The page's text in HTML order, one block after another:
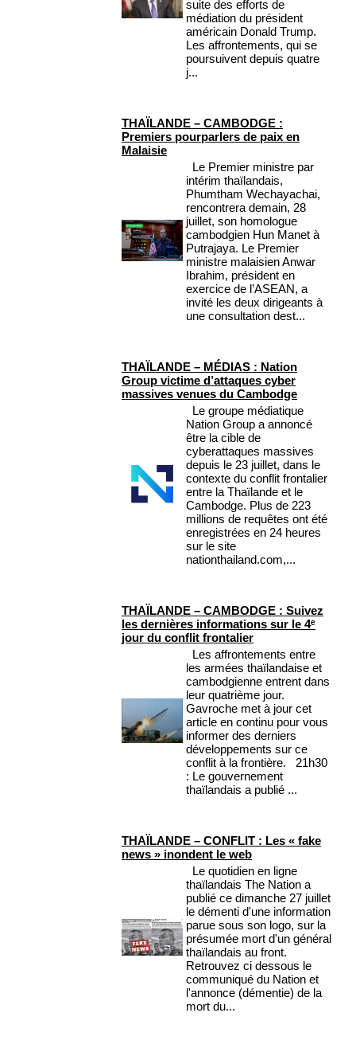
suite des efforts de
médiation du président
américain Donald Trump.
Les affrontements, qui se
poursuivent depuis quatre
j...
THAÏLANDE – CAMBODGE :
Premiers pourparlers de paix en
Malaisie
Le Premier ministre par
intérim thaïlandais,
Phumtham Wechayachai,
rencontrera demain, 28
juillet, son homologue
cambodgien Hun Manet à
Putrajaya. Le Premier
ministre malaisien Anwar
Ibrahim, président en
exercice de l’ASEAN, a
invité les deux dirigeants à
une consultation dest...
THAÏLANDE – MÉDIAS : Nation
Group victime d’attaques cyber
massives venues du Cambodge
Le groupe médiatique
Nation Group a annoncé
être la cible de
cyberattaques massives
depuis le 23 juillet, dans le
contexte du conflit frontalier
entre la Thaïlande et le
Cambodge. Plus de 223
millions de requêtes ont été
enregistrées en 24 heures
sur le site
nationthailand.com,...
THAÏLANDE – CAMBODGE : Suivez
les dernières informations sur le 4ᵉ
jour du conflit frontalier
Les affrontements entre
les armées thaïlandaise et
cambodgienne entrent dans
leur quatrième jour.
Gavroche met à jour cet
article en continu pour vous
informer des derniers
développements sur ce
conflit à la frontière. 21h30
: Le gouvernement
thaïlandais a publié ...
THAÏLANDE – CONFLIT : Les « fake
news » inondent le web
Le quotidien en ligne
thaïlandais The Nation a
publié ce dimanche 27 juillet
le démenti d'une information
parue sous son logo, sur la
présumée mort d'un général
thaïlandais au front.
Retrouvez ci dessous le
communiqué du Nation et
l'annonce (démentie) de la
mort du...